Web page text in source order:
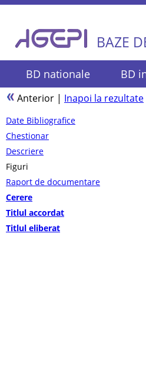
BAZE
BD nationale BD
Anterior | Inapoi la rezultate
Date Bibliografice
Chestionar
Descriere
Figuri
Raport de documentare
Cerere
Titlul accordat
Titlul eliberat